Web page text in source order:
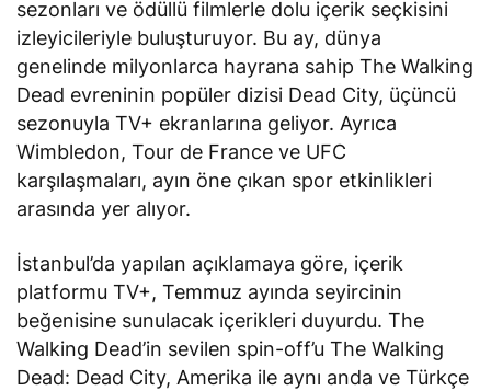
sezonları ve ödüllü filmlerle dolu içerik seçkisini
izleyicileriyle buluşturuyor. Bu ay, dünya
genelinde milyonlarca hayrana sahip The Walking
Dead evreninin popüler dizisi Dead City, üçüncü
sezonuyla TV+ ekranlarına geliyor. Ayrıca
Wimbledon, Tour de France ve UFC
karşılaşmaları, ayın öne çıkan spor etkinlikleri
arasında yer alıyor.
İstanbul’da yapılan açıklamaya göre, içerik
platformu TV+, Temmuz ayında seyircinin
beğenisine sunulacak içerikleri duyurdu. The
Walking Dead’in sevilen spin-off’u The Walking
Dead: Dead City, Amerika ile aynı anda ve Türkçe